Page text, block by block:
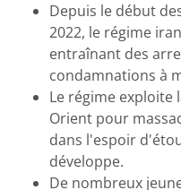
Depuis le début
2022, le régime
entraînant des
condamnations à
Le régime exploite
Orient pour
dans l'espoir
développe.
De nombreux